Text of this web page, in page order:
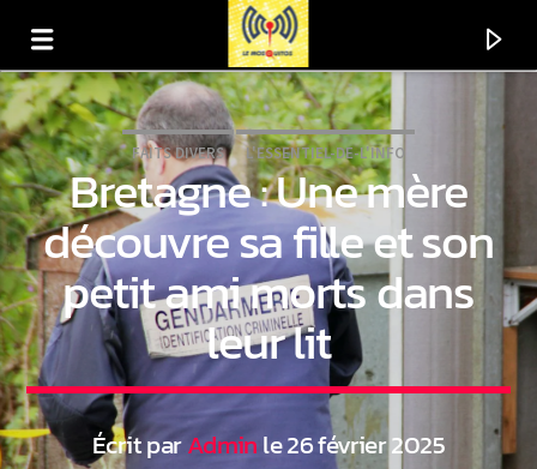
En ce moment
FAITS DIVERS L'ESSENTIEL-DE-L'INFO
Bretagne : Une mère
découvre sa fille et son
petit ami morts dans
leur lit
Écrit parAdminle 26 février 2025